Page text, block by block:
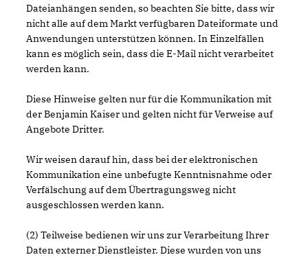
Dateianhängen senden, so beachten Sie bitte, dass wir
nicht alle auf dem Markt verfügbaren Dateiformate und
Anwendungen unterstützen können. In Einzelfällen
kann es möglich sein, dass die E-Mail nicht verarbeitet
werden kann.
Diese Hinweise gelten nur für die Kommunikation mit
der Benjamin Kaiser und gelten nicht für Verweise auf
Angebote Dritter.
Wir weisen darauf hin, dass bei der elektronischen
Kommunikation eine unbefugte Kenntnisnahme oder
Verfälschung auf dem Übertragungsweg nicht
ausgeschlossen werden kann.
(2) Teilweise bedienen wir uns zur Verarbeitung Ihrer
Daten externer Dienstleister. Diese wurden von uns